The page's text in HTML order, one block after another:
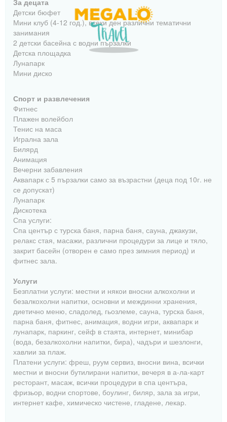
За децата
Детски бюфет
Мини клуб (4-12 год.), всеки ден различни тематични
занимания
2 детски басейна с водни пързалки
Детска площадка
Лунапарк
Мини диско
Спорт и развлечения
Фитнес
Плажен волейбол
Тенис на маса
Игрална зала
Билярд
Анимация
Вечерни забавления
Аквапарк с 5 пързалки само за възрастни (деца под 10г. не
се допускат)
Лунапарк
Дискотека
Спа услуги:
Спа център с турска баня, парна баня, сауна, джакузи,
релакс стая, масажи, различни процедури за лице и тяло,
закрит басейн (отворен е само през зимния период) и
фитнес зала.
Услуги
Безплатни услуги: местни и някои вносни алкохолни и
безалкохолни напитки, основни и междинни хранения,
диетично меню, сладолед, гьозлеме, сауна, турска баня,
парна баня, фитнес, анимация, водни игри, аквапарк и
лунапарк, паркинг, сейф в стаята, интернет, минибар
(вода, безалкохолни напитки, бира), чадъри и шезлонги,
хавлии за плаж.
Платени услуги: фреш, руум сервиз, вносни вина, всички
местни и вносни бутилирани напитки, вечеря в а-ла-карт
ресторант, масаж, всички процедури в спа центъра,
фризьор, водни спортове, боулинг, биляр, зала за игри,
интернет кафе, химическо чистене, гладене, лекар.